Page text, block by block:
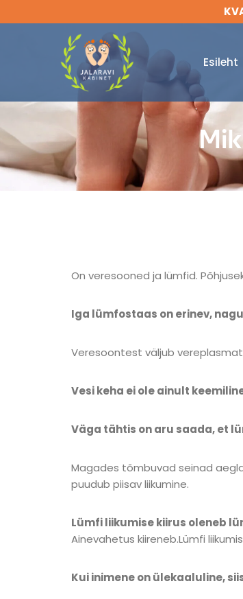
to
Esileht
On veresooned ja lümfid.
​​Iga lümfostaas on erinev,
Veresoontest väljub
Vesi keha ei ole ainult
Väga tähtis on aru saada, et
Magades tõmbuvad seinad
puudub piisav liikumine.
Lümfi liikumise kiirus oleneb
Ainevahetus kiireneb.Lümfi
Kui inimene on ülekaaluline,